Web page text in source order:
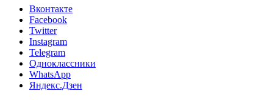
Вконтакте
Facebook
Twitter
Instagram
Telegram
Одноклассники
WhatsApp
Яндекс.Дзен